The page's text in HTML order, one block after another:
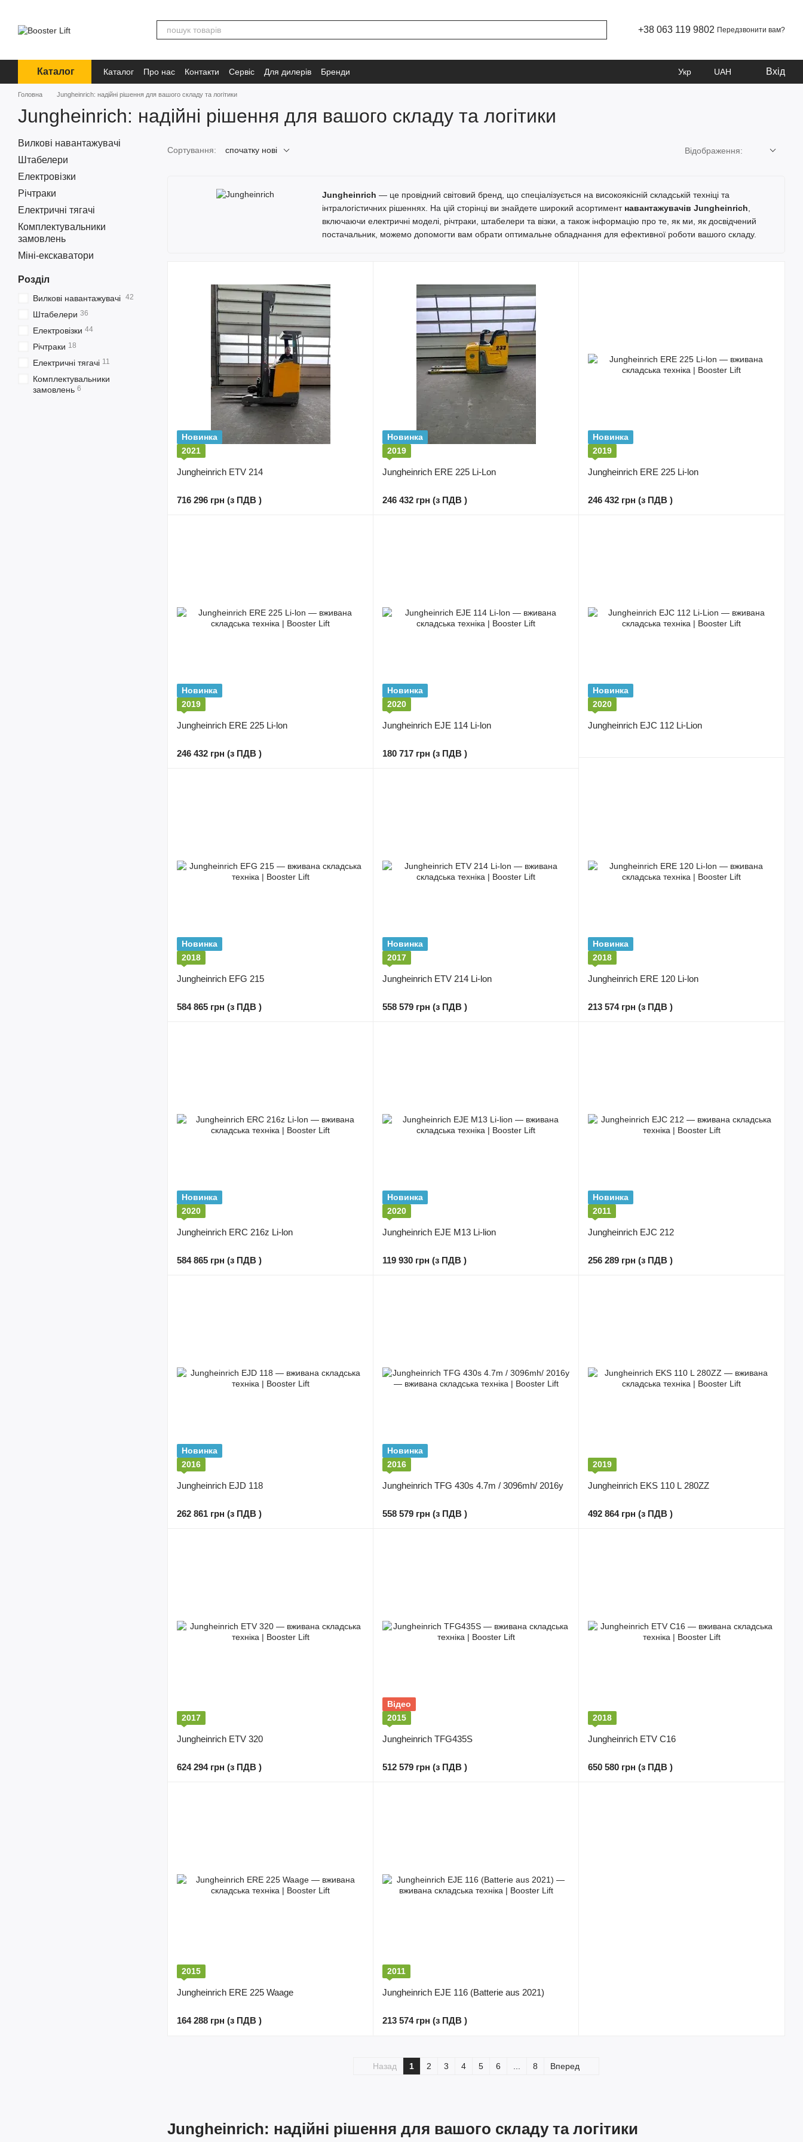
+38 063 119 9802 Передзвонити вам?
Каталог Каталог Про нас Контакти Сервіс Для дилерів
Бренди
Інформація
Укр UAH Вхід
Головна Jungheinrich: надійні рішення для вашого складу та логітики
Jungheinrich: надійні рішення для вашого складу та логітики
Сортування: спочатку нові Відображення:
Jungheinrich: надійні рішення для вашого складу та логітики
Jungheinrich — це провідний світовий бренд, що спеціалізується на високоякісній складській техніці та
інтралогістичних рішеннях. На цій сторінці ви знайдете широкий асортимент навантажувачів Jungheinrich
включаючи електричні моделі, річтраки, штабелери та візки, а також інформацію про те, як ми, як досвідчений
постачальник, можемо допомогти вам обрати оптимальне обладнання для ефективної роботи вашого складу.
Новинка
2021
Jungheinrich ETV 214
716 296 грн (з ПДВ )
Новинка
2019
Jungheinrich ERE 225 Li-Lon
246 432 грн (з ПДВ )
Новинка
2019
Jungheinrich ERE 225 Li-lon
246 432 грн (з ПДВ )
Новинка
2019
Jungheinrich ERE 225 Li-lon
246 432 грн (з ПДВ )
Новинка
2020
Jungheinrich EJE 114 Li-lon
180 717 грн (з ПДВ )
Новинка
2020
Jungheinrich EJC 112 Li-Lion
Новинка
2018
Jungheinrich EFG 215
584 865 грн (з ПДВ )
Новинка
2017
Jungheinrich ETV 214 Li-lon
558 579 грн (з ПДВ )
Новинка
2018
Jungheinrich ERE 120 Li-lon
213 574 грн (з ПДВ )
Новинка
2020
Jungheinrich ERC 216z Li-lon
584 865 грн (з ПДВ )
Новинка
2020
Jungheinrich EJE M13 Li-lion
119 930 грн (з ПДВ )
Новинка
2011
Jungheinrich EJC 212
256 289 грн (з ПДВ )
Новинка
2016
Jungheinrich EJD 118
262 861 грн (з ПДВ )
Новинка
2016
Jungheinrich TFG 430s 4.7m / 3096mh/ 2016y
558 579 грн (з ПДВ )
2019
Jungheinrich EKS 110 L 280ZZ
492 864 грн (з ПДВ )
2017
Jungheinrich ETV 320
624 294 грн (з ПДВ )
Відео
2015
Jungheinrich TFG435S
512 579 грн (з ПДВ )
2018
Jungheinrich ETV C16
650 580 грн (з ПДВ )
2015
Jungheinrich ERE 225 Waage
164 288 грн (з ПДВ )
2011
Jungheinrich EJE 116 (Batterie aus 2021)
213 574 грн (з ПДВ )
Назад 1 2 3 4 5 6 8 Вперед
Вилкові навантажувачі
Штабелери
Електровізки
Річтраки
Електричні тягачі
Комплектувальники
замовлень
Міні-екскаватори
Розділ
Вилкові навантажувачі 42
Штабелери 36
Електровізки 44
Річтраки 18
Електричні тягачі 11
Комплектувальники
замовлень 6